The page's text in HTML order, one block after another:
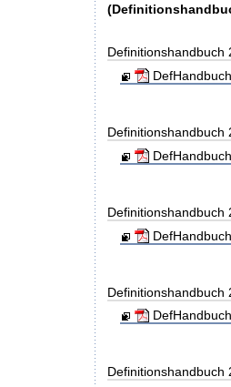
Definitionshandbuch
Definitionshandbuch
Definitionshandbuch
Definitionshandbuch
Definitionshandbuch